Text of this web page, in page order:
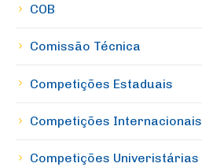
COB
Comissão Técnica
Competições Estaduais
Competições Internacionais
Competições Univeristárias